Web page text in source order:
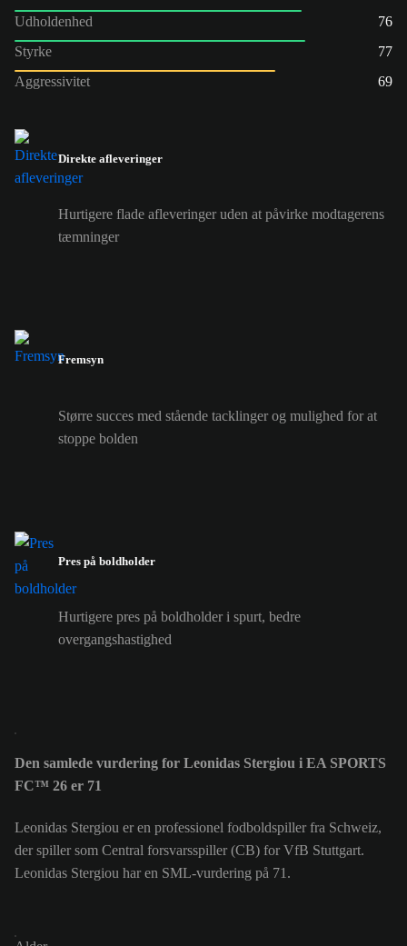
Udholdenhed
76
Styrke
77
Aggressivitet
69
Direkte afleveringer
Hurtigere flade afleveringer uden at påvirke modtagerens
tæmninger
Fremsyn
Større succes med stående tacklinger og mulighed for at
stoppe bolden
Pres på boldholder
Hurtigere pres på boldholder i spurt, bedre
overgangshastighed
Den samlede vurdering for Leonidas Stergiou i EA SPORTS
FC™ 26 er 71
Leonidas Stergiou er en professionel fodboldspiller fra Schweiz,
der spiller som Central forsvarsspiller (CB) for VfB Stuttgart.
Leonidas Stergiou har en SML-vurdering på 71.